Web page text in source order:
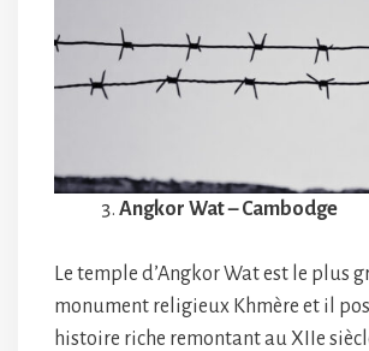
Angkor Wat – Cambodge
Le temple d’Angkor Wat est le plus
monument religieux Khmère et il
histoire riche remontant au XIIe